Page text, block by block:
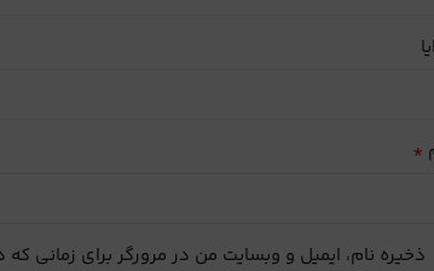
*
ذخیره نام، ایمیل و وبسایت من در مرورگر برای زمانی